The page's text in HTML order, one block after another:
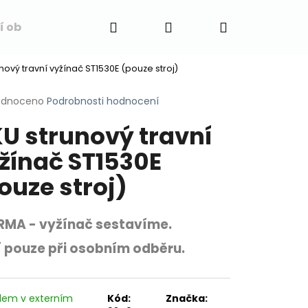
Napište nám
Hledat PřihlášeníNákupní
travní vyžínač ST1530E (pouze stroj)
Podrobnosti hodnocení
strunový travní
ST1530E
stroj)
- vyžínač sestavíme.
pouze při osobním odběru.
v externím
Kód:
Značka: